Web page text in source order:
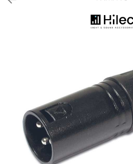
Memorii USB cu pix si cutie lemn
Memorii USB Cristal in Cutie
Memorie USB Stick dop de pluta
Props & Creativitate
Audio
Boxe
Boxe Pasive
Boxe Active